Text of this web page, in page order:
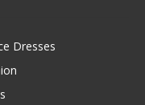
Dresses